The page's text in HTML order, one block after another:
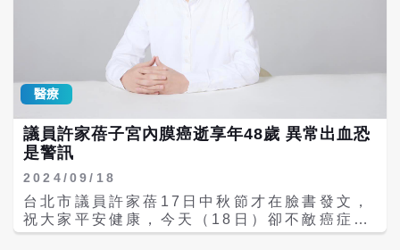
卵巢癌、陰道或外陰癌。 如果民眾屬子宮內膜
癌的高風險群，包括初經早或停經晚、長期月
經不規則、肥胖、糖尿病、代謝症候群、曾具
多囊卵巢症候群病史、不曾懷孕、使用荷爾蒙
治療等狀況，建議應定期接受婦科檢查。停經
後子宮內膜癌的患者有90%都會出現陰道出血
的症狀，更年期後若有不正常出血，不論出血
天數或血量，一定要盡快就醫檢查，才不會錯
過治療時機。 學校一別三十年後重逢 病人竟
舌是染病癥 膝關節退化新療法 自體軟骨再生
修復手術不用換關節 常感覺心臟亂亂跳？慎防
突發中風或心梗 幽門螺旋桿菌作祟 壯男被胃
經歷3年重重考驗，她和老公終於圓夢抱得健
康寶寶，也順利治療癌症。 隨著醫療科技進步
及社會對晚育與少子化的重視，臺中榮總生殖
醫學中心持續推動癌症病友的生育保存計畫。
根據統計，2012年至今已協助87位女癌友進
行生育保存，其中2012年至2022年間，共有
42名乳癌患者於治療前接受凍卵、冷凍胚胎或
凍存卵巢組織等生育保留措施，成功活產率高
達63.2%。相關成果已於2025年發表在《台
Formosan Medical Association）。 癌症
治療常需使用放射線或化學藥物，這些療程可
能影響病患免疫系統，也可能對卵巢功能造成
生人數擠下胰臟癌，成為「國人前十大癌症排
行」中第十名。「子宮體癌」又細分為「惡性
子宮肉瘤」及「子宮內膜癌」，而其中「子宮
內膜癌」佔九成以上。子宮壁的外層到內層是
由漿膜層、平滑肌肉層及內膜層三層組織構
成，當子宮最內層的內膜層長出惡性腫瘤，即
為「子宮內膜癌」，好發於50歲前後停經的女
性，以及肥胖、糖尿病、多囊性卵巢症候群
者。 其病因目前醫學上並無確切說法，但是若
幅增加病變機率。邵芷萱醫師指出，子宮內膜
癌主要症狀為不正常出血，但有些患者可能無
明顯症狀，且近年有年輕化的趨勢，部分原因
醫療
議員許家蓓子宮內膜癌逝享年48歲 異常出血恐
是警訊
2024/09/18
台北市議員許家蓓17日中秋節才在臉書發文，
祝大家平安健康，今天（18日）卻不敵癌症病
逝，享年48歲。根據國健署癌症登記報告，